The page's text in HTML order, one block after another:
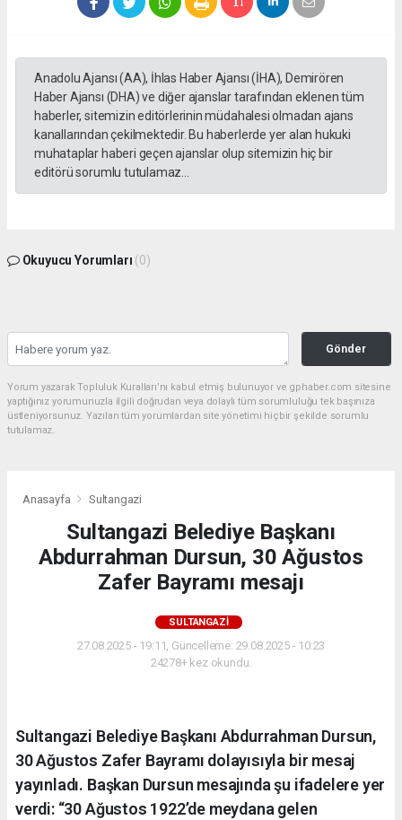
Anadolu Ajansı (AA), İhlas Haber Ajansı (İHA), Demirören
Haber Ajansı (DHA) ve diğer ajanslar tarafından eklenen tüm
haberler, sitemizin editörlerinin müdahalesi olmadan ajans
kanallarından çekilmektedir. Bu haberlerde yer alan hukuki
muhataplar haberi geçen ajanslar olup sitemizin hiç bir
editörü sorumlu tutulamaz...
Okuyucu Yorumları (0)
Gönder
Yorum yazarak Topluluk Kuralları’nı kabul etmiş bulunuyor ve gphaber.com sitesine
yaptığınız yorumunuzla ilgili doğrudan veya dolaylı tüm sorumluluğu tek başınıza
üstleniyorsunuz. Yazılan tüm yorumlardan site yönetimi hiçbir şekilde sorumlu
tutulamaz.
Anasayfa Sultangazi
Sultangazi Belediye Başkanı
Abdurrahman Dursun, 30 Ağustos
Zafer Bayramı mesajı
SULTANGAZI
27.08.2025 - 19:11, Güncelleme: 29.08.2025 - 10:23
24278+ kez okundu.
Sultangazi Belediye Başkanı Abdurrahman Dursun,
30 Ağustos Zafer Bayramı dolayısıyla bir mesaj
yayınladı. Başkan Dursun mesajında şu ifadelere yer
verdi: “30 Ağustos 1922’de meydana gelen